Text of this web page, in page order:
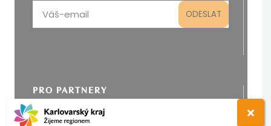
PRO PARTNERY
B2B|MICE|Filmová kancelář